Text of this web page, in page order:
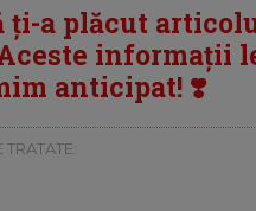
ți-a plăcut
informații
anticipat! ❣️
TRATATE: